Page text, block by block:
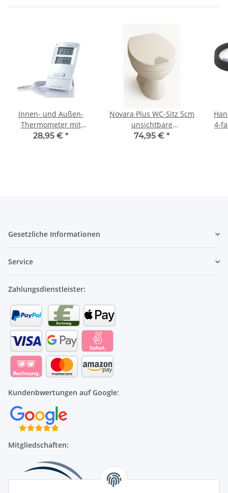
Innen- und Außen-
Thermometer mit
Sprachausgabe, 2 LCD-
28,95 € *
Novara Plus WC-Sitz 5cm
unsichtbare
Sitzerhöhung
74,95 € *
4-
Gesetzliche Informationen
Service
Zahlungsdienstleister:
Kundenbwertungen auf Google:
Mitgliedschaften: